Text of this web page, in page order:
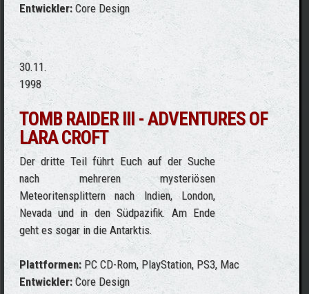
Entwickler: Core Design
30.11.
1998
TOMB RAIDER III - ADVENTURES OF
LARA CROFT
Der dritte Teil führt Euch auf der Suche
nach mehreren mysteriösen
Meteoritensplittern nach Indien, London,
Nevada und in den Südpazifik. Am Ende
geht es sogar in die Antarktis.
Plattformen: PC CD-Rom, PlayStation, PS3, Mac
Entwickler: Core Design